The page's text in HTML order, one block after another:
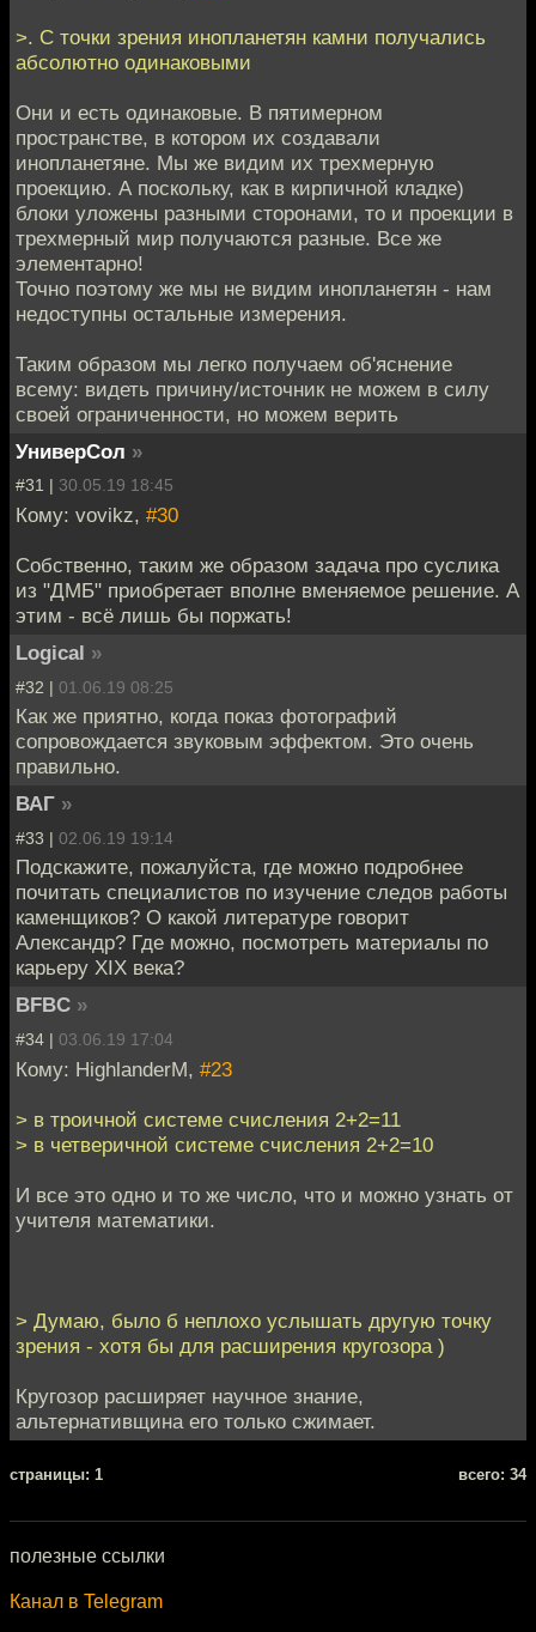
>. С точки зрения инопланетян камни получались
абсолютно одинаковыми
Они и есть одинаковые. В пятимерном
пространстве, в котором их создавали
инопланетяне. Мы же видим их трехмерную
проекцию. А поскольку, как в кирпичной кладке)
блоки уложены разными сторонами, то и проекции в
трехмерный мир получаются разные. Все же
элементарно!
Точно поэтому же мы не видим инопланетян - нам
недоступны остальные измерения.
Таким образом мы легко получаем об'яснение
всему: видеть причину/источник не можем в силу
своей ограниченности, но можем верить
УниверСол »
#31 | 30.05.19 18:45
Кому: vovikz, #30
Собственно, таким же образом задача про суслика
из "ДМБ" приобретает вполне вменяемое решение. А
этим - всё лишь бы поржать!
Logical »
#32 | 01.06.19 08:25
Как же приятно, когда показ фотографий
сопровождается звуковым эффектом. Это очень
правильно.
ВАГ »
#33 | 02.06.19 19:14
Подскажите, пожалуйста, где можно подробнее
почитать специалистов по изучение следов работы
каменщиков? О какой литературе говорит
Александр? Где можно, посмотреть материалы по
карьеру XIX века?
BFBC »
#34 | 03.06.19 17:04
Кому: HighlanderM, #23
> в троичной системе счисления 2+2=11
> в четверичной системе счисления 2+2=10
И все это одно и то же число, что и можно узнать от
учителя математики.
> Думаю, было б неплохо услышать другую точку
зрения - хотя бы для расширения кругозора )
Кругозор расширяет научное знание,
альтернативщина его только сжимает.
cтраницы: 1 всего: 34
полезные ссылки
Канал в Telegram